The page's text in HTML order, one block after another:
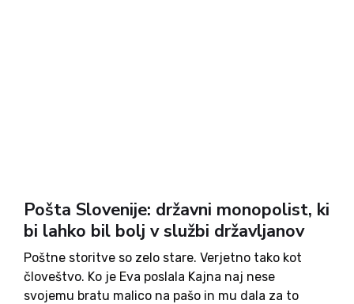
Pošta Slovenije: državni monopolist, ki
bi lahko bil bolj v službi državljanov
Poštne storitve so zelo stare. Verjetno tako kot
človeštvo. Ko je Eva poslala Kajna naj nese
svojemu bratu malico na pašo in mu dala za to